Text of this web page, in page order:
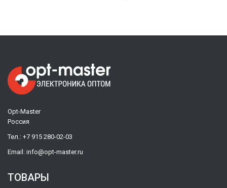
Opt-Master
Россия
Тел.: +7 915 280-02-03
Email: info@opt-master.ru
ТОВАРЫ